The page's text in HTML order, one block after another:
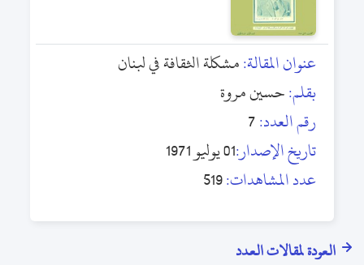
عنوان المقالة:مشكلة الثقافة في لبنان
بقلم:حسين مروة
رقم العدد:7
تاريخ الإصدار:01 يوليو 1971
عدد المشاهدات:519
العودة لمقالات العدد